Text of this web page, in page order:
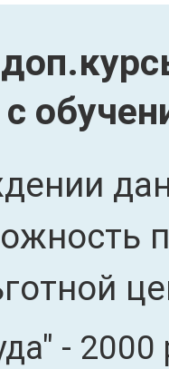
- 2000